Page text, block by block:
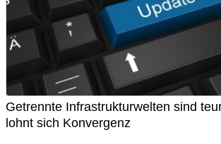
Getrennte Infrastrukturwelten sind
lohnt sich Konvergenz